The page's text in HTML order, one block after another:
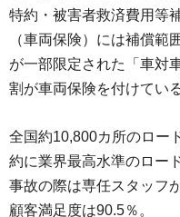
特約・被害者救済費用等
（車両保険）には補償範
が一部限定された「車対
割が車両保険を付けてい
全国約10,800カ所のロー
約に業界最高水準のロー
事故の際は専任スタッフ
顧客満足度は90.5％。